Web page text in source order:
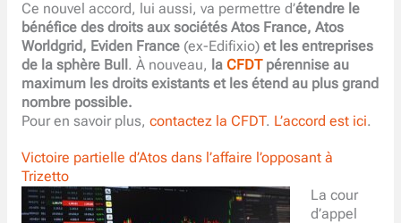
Ce nouvel accord, lui aussi, va permettre d’étendre le
bénéfice des droits aux sociétés Atos France, Atos
Worldgrid, Eviden France (ex-Edifixio)et les entreprises
de la sphère Bull . À nouveau, la CFDT pérennise au
maximum les droits existants et les étend au plus grand
nombre possible.
Pour en savoir plus, contactez la CFDT. L’accord est ici.
Victoire partielle d’Atos dans l’affaire l’opposant à
Trizetto
La cour
d’appel